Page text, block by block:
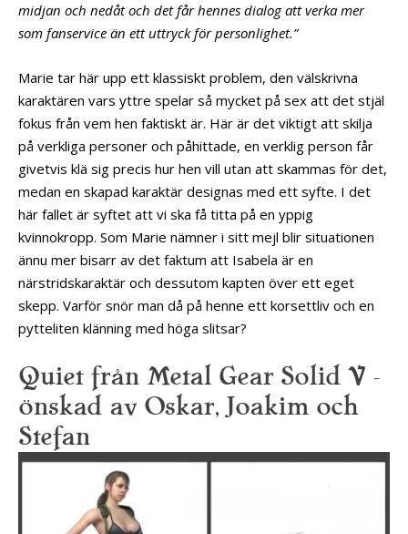
midjan och nedåt och det får hennes dialog att verka mer
som fanservice än ett uttryck för personlighet.”
Marie tar här upp ett klassiskt problem, den välskrivna
karaktären vars yttre spelar så mycket på sex att det stjäl
fokus från vem hen faktiskt är. Här är det viktigt att skilja
på verkliga personer och påhittade, en verklig person får
givetvis klä sig precis hur hen vill utan att skammas för det,
medan en skapad karaktär designas med ett syfte. I det
här fallet är syftet att vi ska få titta på en yppig
kvinnokropp. Som Marie nämner i sitt mejl blir situationen
ännu mer bisarr av det faktum att Isabela är en
närstridskaraktär och dessutom kapten över ett eget
skepp. Varför snör man då på henne ett korsettliv och en
pytteliten klänning med höga slitsar?
Quiet från Metal Gear Solid V –
önskad av Oskar, Joakim och
Stefan